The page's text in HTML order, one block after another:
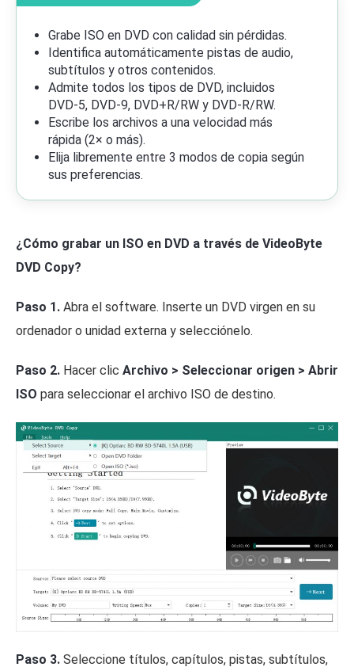
Grabe ISO en DVD con calidad sin pérdidas.
Identifica automáticamente pistas de audio,
subtítulos y otros contenidos.
Admite todos los tipos de DVD, incluidos
DVD-5, DVD-9, DVD+R/RW y DVD-R/RW.
Escribe los archivos a una velocidad más
rápida (2× o más).
Elija libremente entre 3 modos de copia según
sus preferencias.
¿Cómo grabar un ISO en DVD a través de VideoByte
DVD Copy?
Paso 1. Abra el software. Inserte un DVD virgen en su
ordenador o unidad externa y selecciónelo.
Paso 2. Hacer clic Archivo > Seleccionar origen > Abrir
ISO para seleccionar el archivo ISO de destino.
Paso 3. Seleccione títulos, capítulos, pistas, subtítulos,